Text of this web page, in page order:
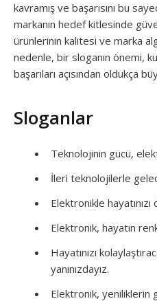
kavramış ve başarısını bu
markanın hedef kitlesinde
ürünlerinin kalitesi ve marka
nedenle, bir sloganın önemi,
başarıları açısından oldukça
Sloganlar
Teknolojinin gücü,
İleri teknolojilerle
Elektronikle hayatınızı
Elektronik, hayatın
Hayatınızı
yanınızdayız.
Elektronik, yeniliklerin